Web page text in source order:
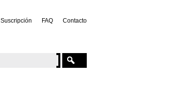
Suscripción FAQ Contacto